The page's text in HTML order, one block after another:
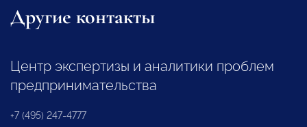
Другие контакты
Центр экспертизы и аналитики проблем
предпринимательства
+7 (495) 247-4777